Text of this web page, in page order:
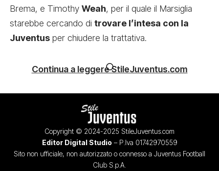
Brema, e Timothy Weah, per il quale il Marsiglia
starebbe cercando di trovare l’intesa con la
Juventus per chiudere la trattativa.
Continua a leggere StileJuventus.com
Copyright © 2024-2025 StileJuventus.com
Editor Digital Studio – P.Iva 01742970559
Sito non ufficiale, non autorizzato o connesso a Juventus Football
Club S.p.A.